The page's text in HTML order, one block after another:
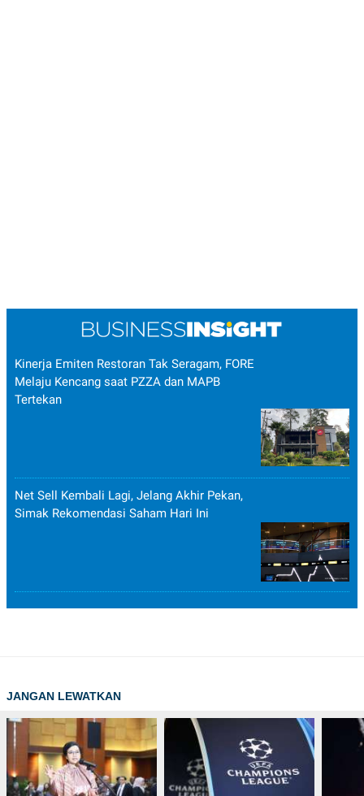
Kinerja Emiten Restoran Tak Seragam, FORE
Melaju Kencang saat PZZA dan MAPB
Tertekan
Net Sell Kembali Lagi, Jelang Akhir Pekan,
Simak Rekomendasi Saham Hari Ini
JANGAN LEWATKAN